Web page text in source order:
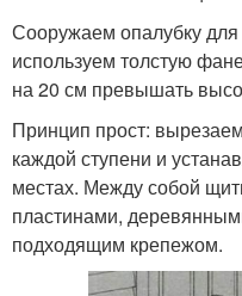
Сооружаем опалубку для
используем толстую
на 20 см превышать
Принцип прост:
каждой ступени и
местах. Между собой
пластинами,
подходящим крепежом.